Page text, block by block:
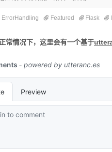
ErrorHandling Featured Flask
常情况下，这里会有一个基于